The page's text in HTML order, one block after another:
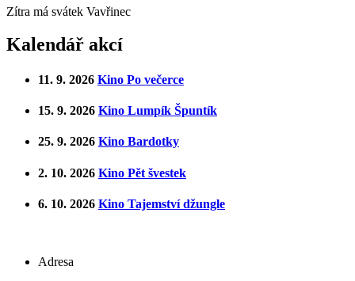
Zítra má svátek Vavřinec
Kalendář akcí
11. 9. 2026 Kino Po večerce
15. 9. 2026 Kino Lumpík Špuntík
25. 9. 2026 Kino Bardotky
2. 10. 2026 Kino Pět švestek
6. 10. 2026 Kino Tajemství džungle
Adresa